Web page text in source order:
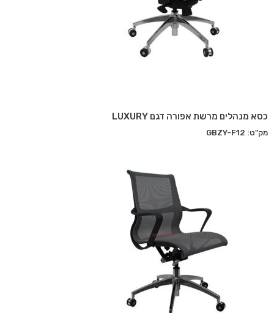
כסא מנהלים מרשת אפורה דגם LUXURY
מק"ט: GBZY-F12